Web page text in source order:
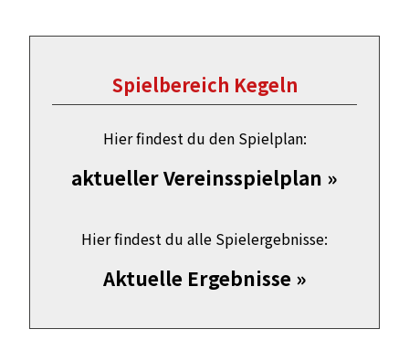
Spielbereich Kegeln
Hier findest du den Spielplan:
aktueller Vereinsspielplan »
Hier findest du alle Spielergebnisse:
Aktuelle Ergebnisse »